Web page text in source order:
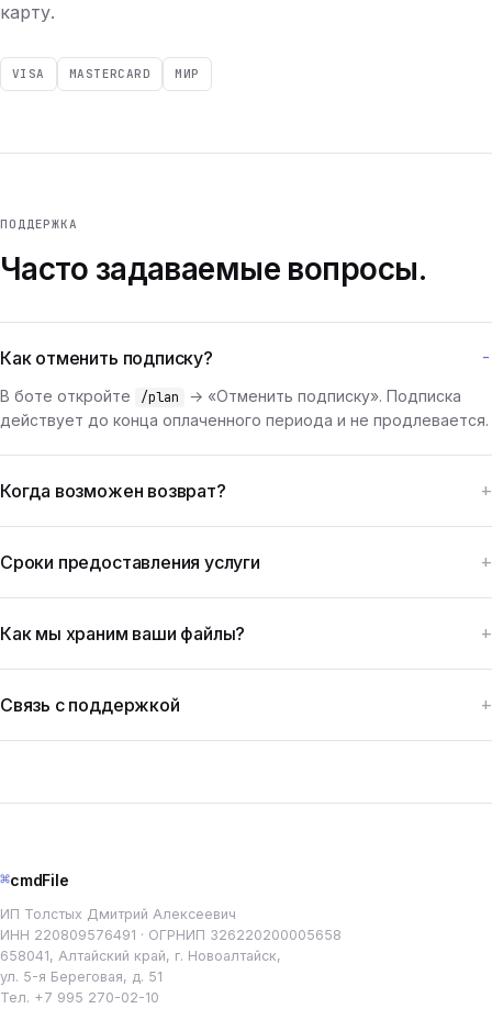
карту.
VISA MASTERCARD МИР
ПОДДЕРЖКА
Часто задаваемые вопросы.
Как отменить подписку?
В боте откройте /plan
→ «Отменить подписку». Подписка
действует до конца оплаченного периода и не продлевается.
Когда возможен возврат?
Сроки предоставления услуги
Как мы храним ваши файлы?
Связь с поддержкой
⌘cmdFile
ИП Толстых Дмитрий Алексеевич
ИНН 220809576491 · ОГРНИП 326220200005658
658041, Алтайский край, г. Новоалтайск,
ул. 5-я Береговая, д. 51
Тел. +7 995 270-02-10